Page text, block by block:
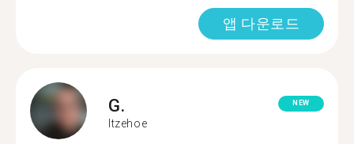
앱 다운로드
G.
Itzehoe
NEW